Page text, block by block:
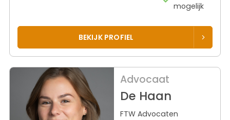
mogelijk
BEKIJK PROFIEL
Advocaat
De Haan
FTW Advocaten